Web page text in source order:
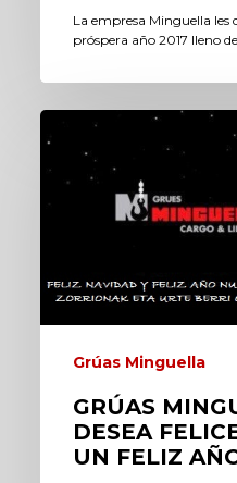
La empresa Minguella les
próspera año 2017 lleno
Grúas Minguella
GRÚAS
DESEA
UN FELIZ